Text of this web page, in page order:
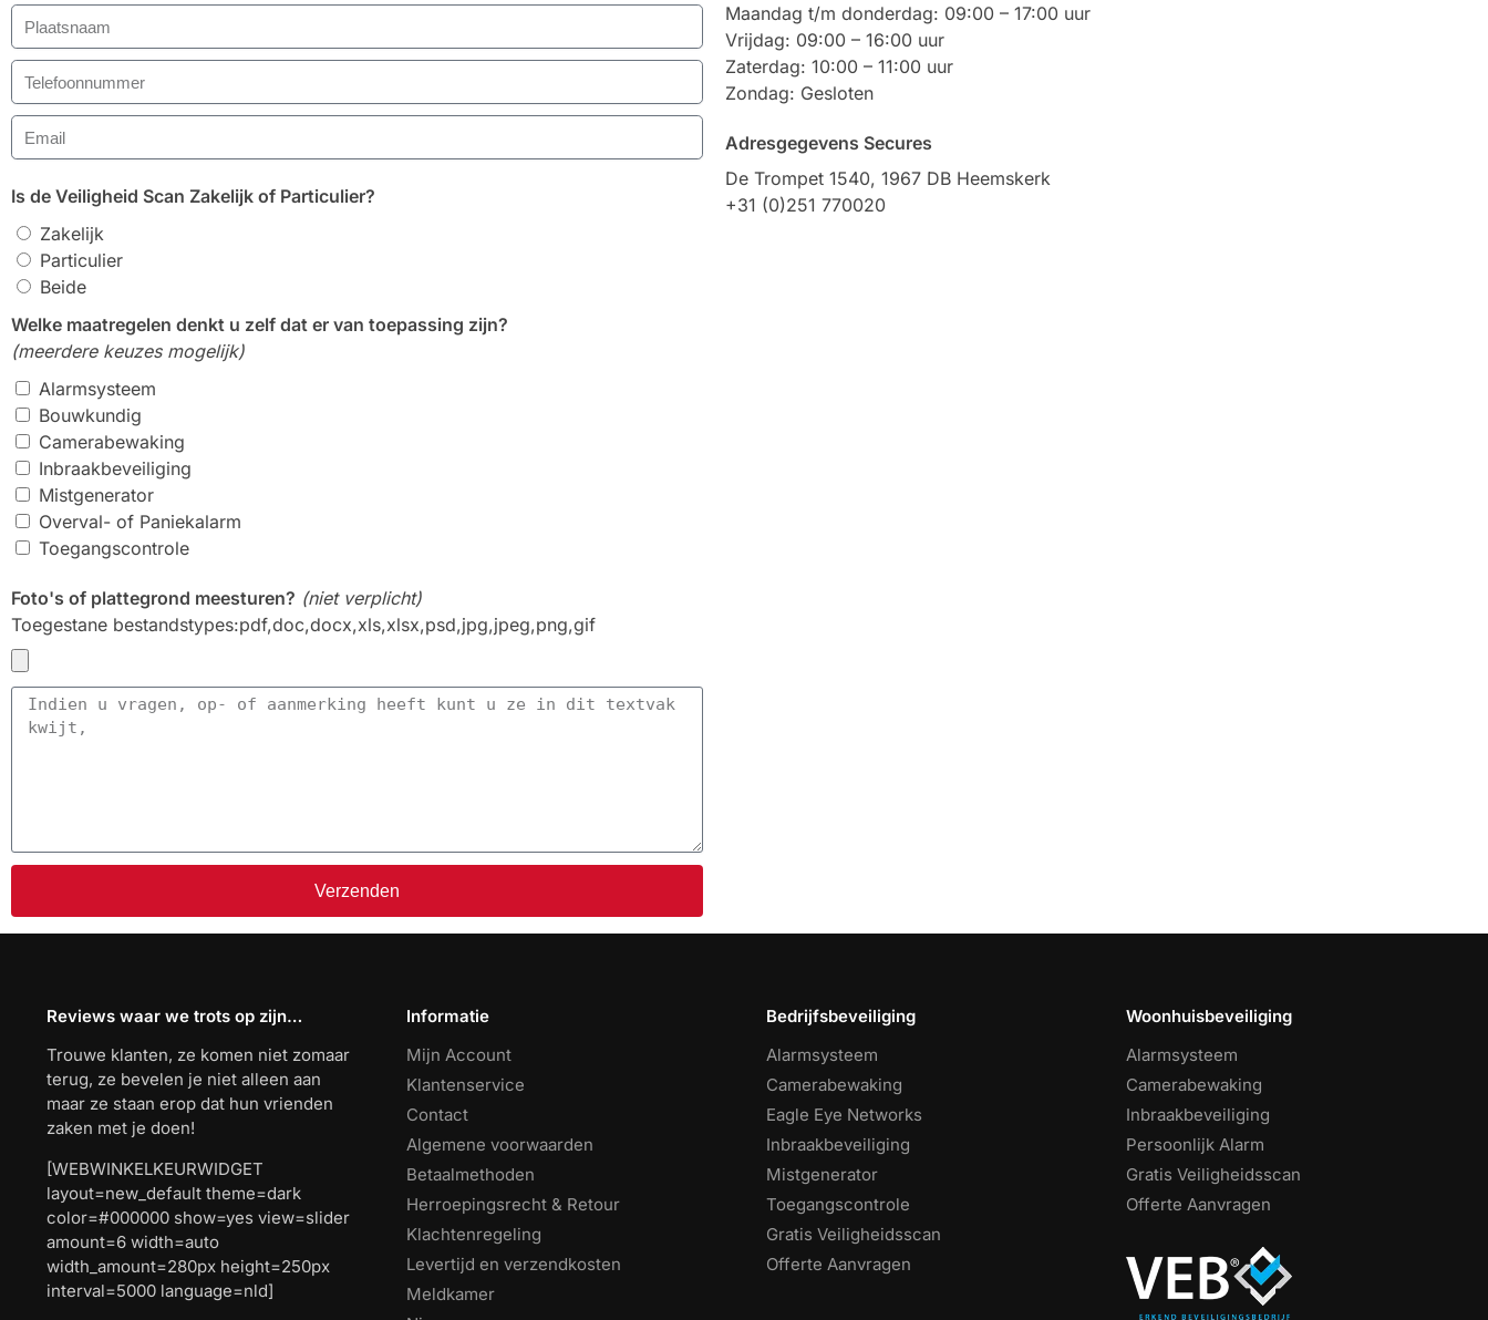
Is de Veiligheid Scan Zakelijk of Particulier?
Zakelijk
Particulier
Beide
Welke maatregelen denkt u zelf dat er van toepassing zijn?
(meerdere keuzes mogelijk)
Alarmsysteem
Bouwkundig
Camerabewaking
Inbraakbeveiliging
Mistgenerator
Overval- of Paniekalarm
Toegangscontrole
Foto's of plattegrond meesturen? (niet verplicht)
Toegestane bestandstypes:pdf,doc,docx,xls,xlsx,psd,jpg,jpeg,png,gif
Verzenden
Maandag t/m donderdag: 09:00 – 17:00 uur
Vrijdag: 09:00 – 16:00 uur
Zaterdag: 10:00 – 11:00 uur
Zondag: Gesloten
Adresgegevens Secures
De Trompet 1540, 1967 DB Heemskerk
+31 (0)251 770020
Reviews waar we trots op zijn…
Trouwe klanten, ze komen niet zomaar
terug, ze bevelen je niet alleen aan
maar ze staan erop dat hun vrienden
zaken met je doen!
[WEBWINKELKEURWIDGET
layout=new_default theme=dark
color=#000000 show=yes view=slider
amount=6 width=auto
width_amount=280px height=250px
interval=5000 language=nld]
Informatie
Mijn Account
Klantenservice
Contact
Algemene voorwaarden
Betaalmethoden
Herroepingsrecht & Retour
Klachtenregeling
Levertijd en verzendkosten
Meldkamer
Bedrijfsbeveiliging
Alarmsysteem
Camerabewaking
Eagle Eye Networks
Inbraakbeveiliging
Mistgenerator
Toegangscontrole
Gratis Veiligheidsscan
Offerte Aanvragen
Woonhuisbeveiliging
Alarmsysteem
Camerabewaking
Inbraakbeveiliging
Persoonlijk Alarm
Gratis Veiligheidsscan
Offerte Aanvragen